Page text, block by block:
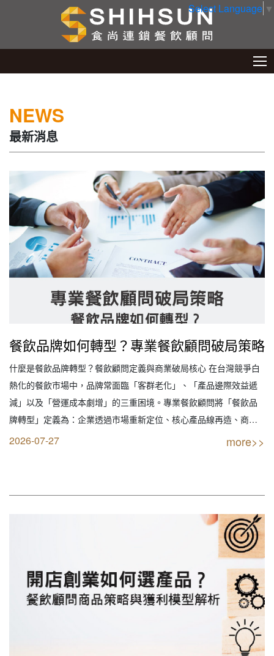
Select Language ▼
NEWS
最新消息
餐飲品牌如何轉型？專業餐飲顧問破局策略
什麼是餐飲品牌轉型？餐飲顧問定義與商業破局核心 在台灣競爭白
熱化的餐飲市場中，品牌常面臨「客群老化」、「產品邊際效益遞
減」以及「營運成本劇增」的三重困境。專業餐飲顧問將「餐飲品
牌轉型」定義為：企業透過市場重新定位、核心產品線再造、商業
模式創新及數位營運升級，以打破現有成長瓶頸，創造第二成長曲
2026-07-27 more>>